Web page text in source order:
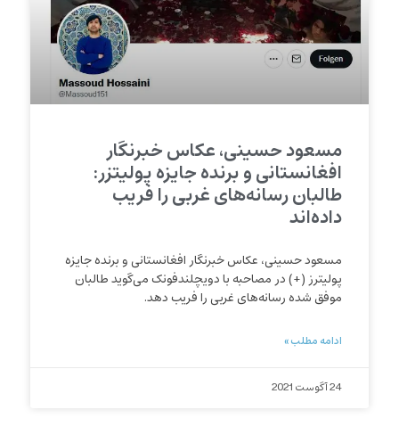
مسعود حسینی، عکاس خبرنگار
افغانستانی و برنده جایزه پولیتزر:
طالبان رسانه‌های غربی را فریب
داده‌اند
مسعود حسینی، عکاس خبرنگار افغانستانی و برنده جایزه
پولیترز (+) در مصاحبه با دویچلندفونک می‌گوید طالبان
موفق شده رسانه‌های غربی را فریب دهد.
ادامه مطلب »
24 آگوست 2021